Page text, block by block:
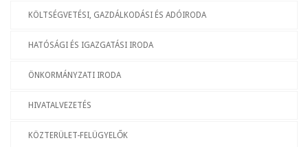
KÖLTSÉGVETÉSI, GAZDÁLKODÁSI ÉS ADÓIRODA
HATÓSÁGI ÉS IGAZGATÁSI IRODA
ÖNKORMÁNYZATI IRODA
HIVATALVEZETÉS
KÖZTERÜLET-FELÜGYELŐK